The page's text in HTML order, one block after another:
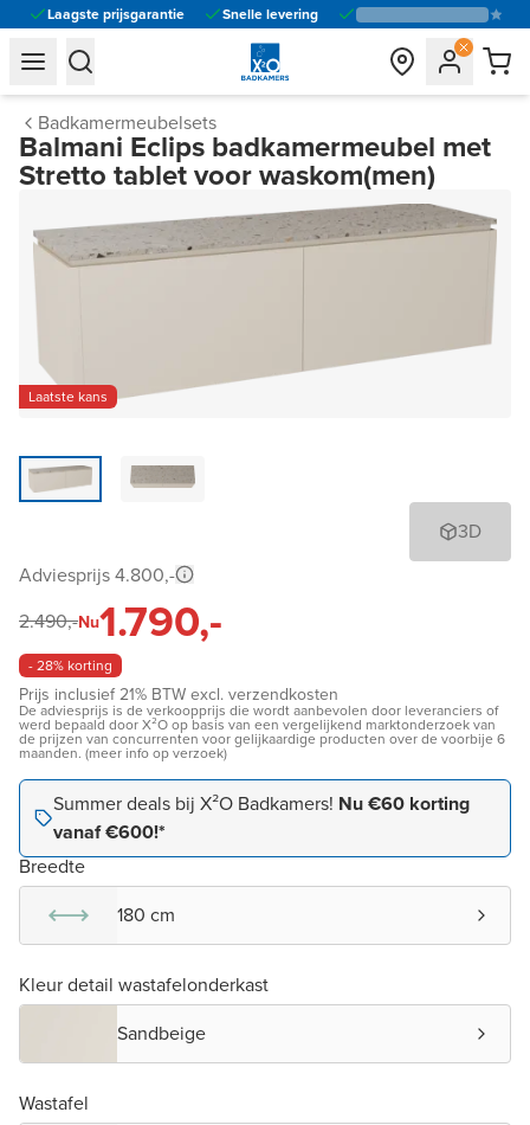
Laagste prijsgarantie Snelle levering
general.navigation.toggle_menu.label
general.navigation.toggle_menu.label
Badkamermeubelsets
Balmani Eclips badkamermeubel met
Stretto tablet voor waskom(men)
Laatste kans
3D
Adviesprijs 4.800,-
2.490,-Nu1.790,-
- 28% korting
Prijs inclusief 21% BTW excl. verzendkosten
De adviesprijs is de verkoopprijs die wordt aanbevolen door leveranciers of
werd bepaald door X²O op basis van een vergelijkend marktonderzoek van
de prijzen van concurrenten voor gelijkaardige producten over de voorbije 6
maanden. (meer info op verzoek)
Summer deals bij X²O Badkamers! Nu €60 korting
vanaf €600!*
Breedte
180 cm
Kleur detail wastafelonderkast
Sandbeige
Wastafel